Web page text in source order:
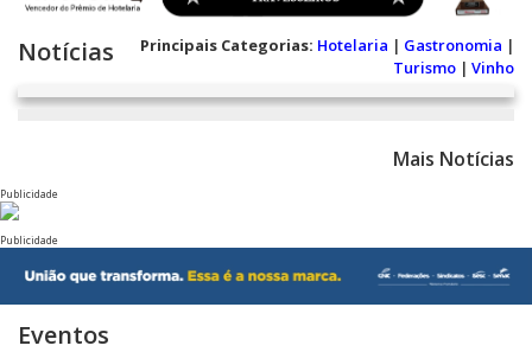
Notícias Principais Categorias: Hotelaria | Gastronomia |
Turismo | Vinho
Mais Notícias
Publicidade
Publicidade
Eventos